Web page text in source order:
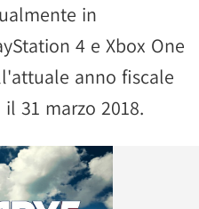
in
4 e Xbox One
anno fiscale
31 marzo 2018.